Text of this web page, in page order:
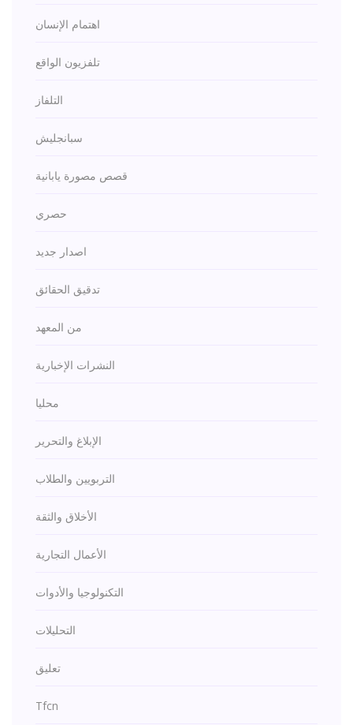
اهتمام الإنسان
تلفزيون الواقع
التلفاز
سبانجليش
قصص مصورة يابانية
حصري
اصدار جديد
تدقيق الحقائق
من المعهد
النشرات الإخبارية
محليا
الإبلاغ والتحرير
التربويين والطلاب
الأخلاق والثقة
الأعمال التجارية
التكنولوجيا والأدوات
التحليلات
تعليق
Tfcn